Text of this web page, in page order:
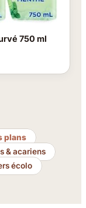
750 ml
plans
& acariens
écolo